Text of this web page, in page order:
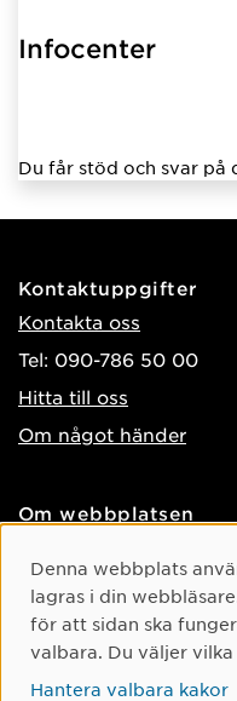
Infocenter
Du får stöd och svar på
Kontaktuppgifter
Kontakta oss
Tel: 090-786 50 00
Hitta till oss
Om något händer
Om webbplatsen
Behandling av
personuppgifter
Hantera kakor
Cookie-
Denna webbplats
lagras i din
för att sidan ska
valbara. Du väljer
Hantera valbara kakor